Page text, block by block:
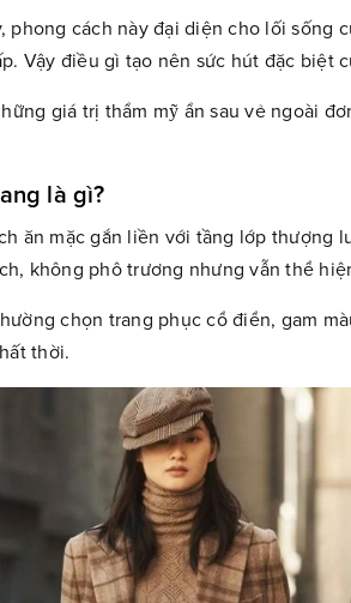
phong cách này đại diện cho lối
Vậy điều gì tạo nên sức hút đặc biệt
giá trị thẩm mỹ ẩn sau vẻ ngoài
là gì?
ăn mặc gắn liền với tầng lớp thượng
không phô trương nhưng vẫn thể
chọn trang phục cổ điển, gam
thời.